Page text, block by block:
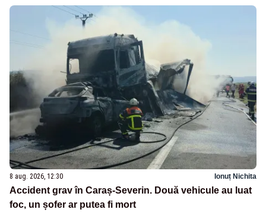
8 aug. 2026, 12:30 Ionuț Nichita
Accident grav în Caraș-Severin. Două vehicule au luat
foc, un șofer ar putea fi mort